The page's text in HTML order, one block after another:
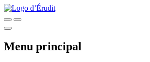
Menu principal